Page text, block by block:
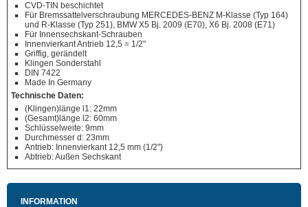
CVD-TIN beschichtet
Für Bremssattelverschraubung MERCEDES-BENZ M-Klasse (Typ 164)
und R-Klasse (Typ 251), BMW X5 Bj. 2009 (E70), X6 Bj. 2008 (E71)
Für Innensechskant-Schrauben
Innenvierkant Antrieb 12,5 = 1/2"
Griffig, gerändelt
Klingen Sonderstahl
DIN 7422
Made In Germany
Technische Daten:
(Klingen)länge l1: 22mm
(Gesamt)länge l2: 60mm
Schlüsselweite: 9mm
Durchmesser d: 23mm
Antrieb: Innenvierkant 12,5 mm (1/2")
Abtrieb: Außen Sechskant
INFORMATION